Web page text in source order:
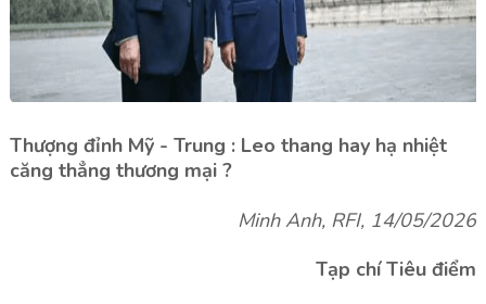
Thượng đỉnh Mỹ - Trung : Leo thang hay hạ nhiệt
căng thẳng thương mại ?
Minh Anh, RFI, 14/05/2026
Tạp chí Tiêu điểm